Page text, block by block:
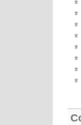
*
*
*
*
*
*
*
*